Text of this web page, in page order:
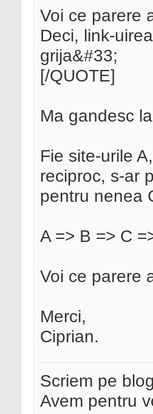
Voi ce parere
Deci, link-
grija&#33;
[/QUOTE]
Ma gandesc
Fie site-urile
reciproc, s-ar
pentru nenea
A => B => C
Voi ce parere
Merci,
Ciprian.
Scriem pe
Avem pentru